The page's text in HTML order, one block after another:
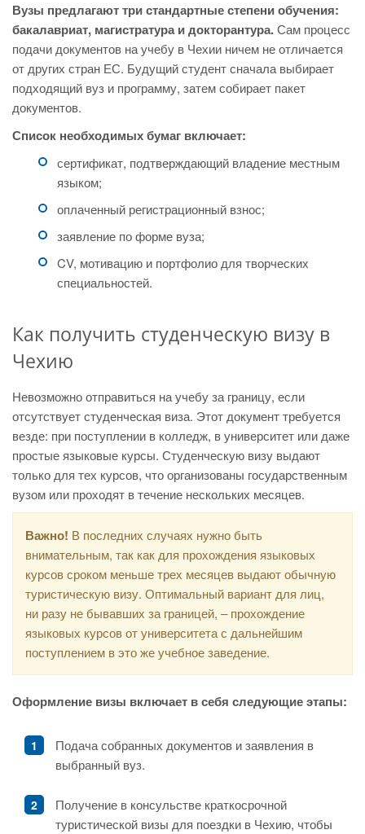
Вузы предлагают три стандартные степени обучения:
бакалавриат, магистратура и докторантура.Сам процесс
подачи документов на учебу в Чехии ничем не отличается
от других стран ЕС. Будущий студент сначала выбирает
подходящий вуз и программу, затем собирает пакет
документов.
Список необходимых бумаг включает:
сертификат, подтверждающий владение местным
языком;
оплаченный регистрационный взнос;
заявление по форме вуза;
CV, мотивацию и портфолио для творческих
специальностей.
Как получить студенческую визу в
Чехию
Невозможно отправиться на учебу за границу, если
отсутствует студенческая виза. Этот документ требуется
везде: при поступлении в колледж, в университет или даже
простые языковые курсы. Студенческую визу выдают
только для тех курсов, что организованы государственным
вузом или проходят в течение нескольких месяцев.
Важно! В последних случаях нужно быть
внимательным, так как для прохождения языковых
курсов сроком меньше трех месяцев выдают обычную
туристическую визу. Оптимальный вариант для лиц,
ни разу не бывавших за границей, – прохождение
языковых курсов от университета с дальнейшим
поступлением в это же учебное заведение.
Оформление визы включает в себя следующие этапы:
Подача собранных документов и заявления в
выбранный вуз.
Получение в консульстве краткосрочной
туристической визы для поездки в Чехию, чтобы